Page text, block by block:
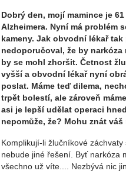
Dobrý den, mojí mamince je
Alzheimera. Nyní má problém
kameny. Jak obvodní lékař
nedoporučoval, že by
by se mohl zhoršit. Četnost
vyšší a obvodní lékař nyní
poslat. Máme teď dilema,
trpět bolestí, ale zároveň
asi je lepší udělat operaci
nepomůže, že? Mohu znát
Komplikují-li žlučníkové
nebude jiné řešení. Byť narkóza
všechno už víte.... Nezbývá nic